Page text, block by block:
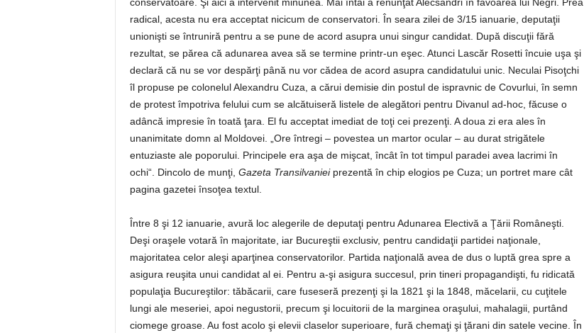
conservatoare. Şi aici a intervenit minunea. Mai întâi a renunţat Alecsandri în favoarea lui Negri. Prea
radical, acesta nu era acceptat nicicum de conservatori. În seara zilei de 3/15 ianuarie, deputaţii
unionişti se întruniră pentru a se pune de acord asupra unui singur candidat. După discuţii fără
rezultat, se părea că adunarea avea să se termine printr-un eşec. Atunci Lascăr Rosetti încuie uşa şi
declară că nu se vor despărţi până nu vor cădea de acord asupra candidatului unic. Neculai Pisoţchi
îl propuse pe colonelul Alexandru Cuza, a cărui demisie din postul de ispravnic de Covurlui, în semn
de protest împotriva felului cum se alcătuiseră listele de alegători pentru Divanul ad-hoc, făcuse o
adâncă impresie în toată ţara. El fu acceptat imediat de toţi cei prezenţi. A doua zi era ales în
unanimitate domn al Moldovei. „Ore întregi – povestea un martor ocular – au durat strigătele
entuziaste ale poporului. Principele era aşa de mişcat, încât în tot timpul paradei avea lacrimi în
ochi“. Dincolo de munţi, Gazeta Transilvanieiprezentă în chip elogios pe Cuza; un portret mare cât
pagina gazetei însoţea textul.
Între 8 şi 12 ianuarie, avură loc alegerile de deputaţi pentru Adunarea Electivă a Ţării Româneşti.
Deşi oraşele votară în majoritate, iar Bucureştii exclusiv, pentru candidaţii partidei naţionale,
majoritatea celor aleşi aparţinea conservatorilor. Partida naţională avea de dus o luptă grea spre a
asigura reuşita unui candidat al ei. Pentru a-şi asigura succesul, prin tineri propagandişti, fu ridicată
populaţia Bucureştilor: tăbăcarii, care fuseseră prezenţi şi la 1821 şi la 1848, măcelarii, cu cuţitele
lungi ale meseriei, apoi negustorii, precum şi locuitorii de la marginea oraşului, mahalagii, purtând
ciomege groase. Au fost acolo şi elevii claselor superioare, fură chemaţi şi ţărani din satele vecine. În